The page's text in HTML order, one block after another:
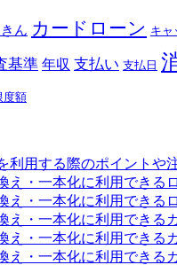
ん カードローン キャ
基準 年収 支払い 支払日
度額
利用する際のポイントや
え・一本化に利用でき
え・一本化に利用でき
え・一本化に利用でき
え・一本化に利用でき
え・一本化に利用でき